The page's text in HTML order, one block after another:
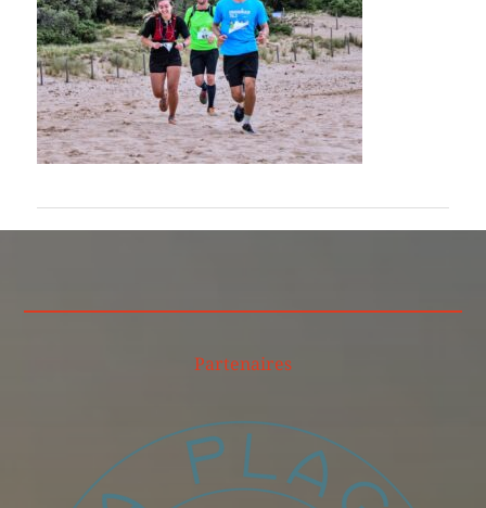
Partenaires